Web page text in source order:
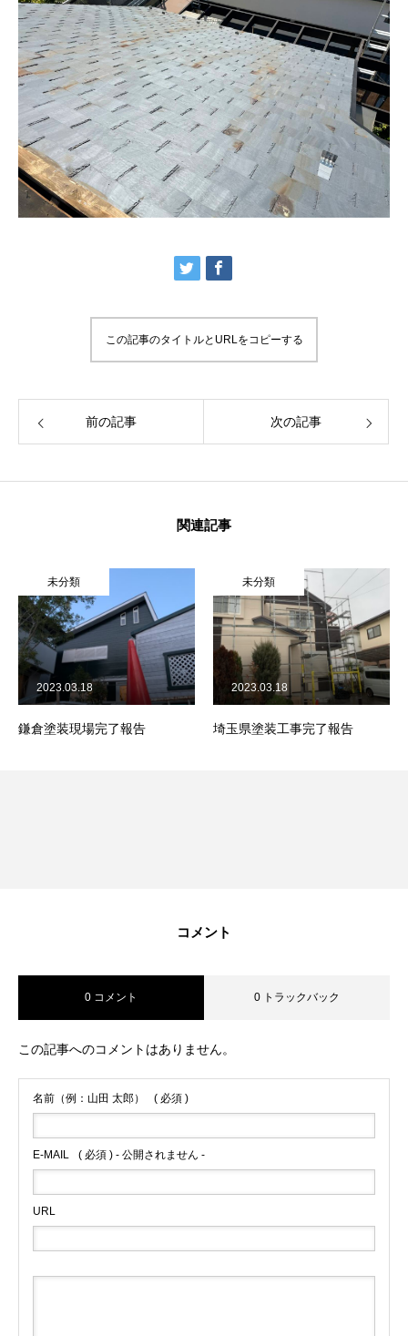
この記事のタイトルとURLをコピーする
前の記事 次の記事
関連記事
未分類
鎌倉塗装現場完了報告
2023.03.18
未分類
埼玉県塗装工事完了報告
2023.03.18
コメント
0 コメント 0 トラックバック
この記事へのコメントはありません。
名前（例：山田 太郎） ( 必須 )
E-MAIL ( 必須 ) - 公開されません -
URL